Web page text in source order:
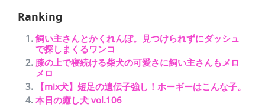
Ranking
飼い主さんとかくれんぼ。見つけられずにダッシュ
で探しまくるワンコ
膝の上で寝続ける柴犬の可愛さに飼い主さんもメロ
メロ
【mix犬】短足の遺伝子強し！ホーギーはこんな子。
本日の癒し犬 vol.106